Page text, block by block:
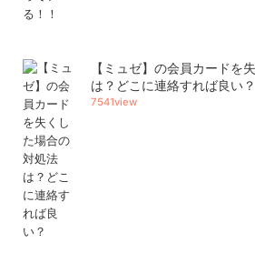
【ミュゼ】の会員カードを
は？どこに連絡すれば良い？
7541view